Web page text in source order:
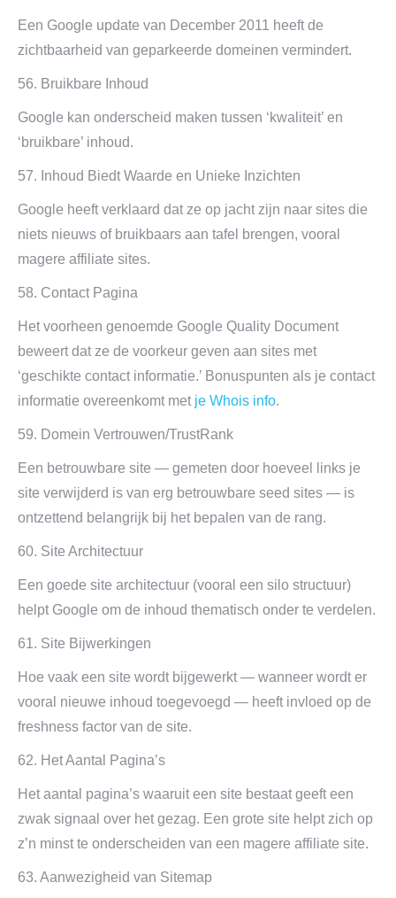
Een Google update van December 2011 heeft de
zichtbaarheid van geparkeerde domeinen vermindert.
56. Bruikbare Inhoud
Google kan onderscheid maken tussen ‘kwaliteit’ en
‘bruikbare’ inhoud.
57. Inhoud Biedt Waarde en Unieke Inzichten
Google heeft verklaard dat ze op jacht zijn naar sites die
niets nieuws of bruikbaars aan tafel brengen, vooral
magere affiliate sites.
58. Contact Pagina
Het voorheen genoemde Google Quality Document
beweert dat ze de voorkeur geven aan sites met
‘geschikte contact informatie.’ Bonuspunten als je contact
informatie overeenkomt met je Whois info.
59. Domein Vertrouwen/TrustRank
Een betrouwbare site — gemeten door hoeveel links je
site verwijderd is van erg betrouwbare seed sites — is
ontzettend belangrijk bij het bepalen van de rang.
60. Site Architectuur
Een goede site architectuur (vooral een silo structuur)
helpt Google om de inhoud thematisch onder te verdelen.
61. Site Bijwerkingen
Hoe vaak een site wordt bijgewerkt — wanneer wordt er
vooral nieuwe inhoud toegevoegd — heeft invloed op de
freshness factor van de site.
62. Het Aantal Pagina’s
Het aantal pagina’s waaruit een site bestaat geeft een
zwak signaal over het gezag. Een grote site helpt zich op
z’n minst te onderscheiden van een magere affiliate site.
63. Aanwezigheid van Sitemap